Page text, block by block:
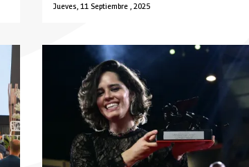
Jueves, 11 Septiembre , 2025